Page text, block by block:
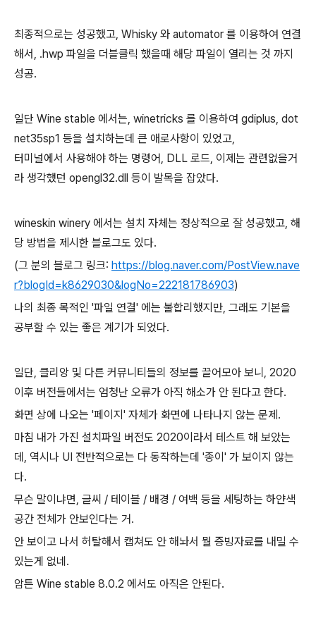
최종적으로는 성공했고, Whisky 와 automator 를 이용하여 연결
해서, .hwp 파일을 더블클릭 했을때 해당 파일이 열리는 것 까지
성공.
일단 Wine stable 에서는, winetricks 를 이용하여 gdiplus, dot
net35sp1 등을 설치하는데 큰 애로사항이 있었고,
터미널에서 사용해야 하는 명령어, DLL 로드, 이제는 관련없을거
라 생각했던 opengl32.dll 등이 발목을 잡았다.
wineskin winery 에서는 설치 자체는 정상적으로 잘 성공했고, 해
당 방법을 제시한 블로그도 있다.
(그 분의 블로그 링크: https://blog.naver.com/PostView.nave
r?blogId=k8629030&logNo=222181786903)
나의 최종 목적인 '파일 연결' 에는 불합리했지만, 그래도 기본을
공부할 수 있는 좋은 계기가 되었다.
일단, 클리앙 및 다른 커뮤니티들의 정보를 끌어모아 보니, 2020
이후 버전들에서는 엄청난 오류가 아직 해소가 안 된다고 한다.
화면 상에 나오는 '페이지' 자체가 화면에 나타나지 않는 문제.
마침 내가 가진 설치파일 버전도 2020이라서 테스트 해 보았는
데, 역시나 UI 전반적으로는 다 동작하는데 '종이' 가 보이지 않는
다.
무슨 말이냐면, 글씨 / 테이블 / 배경 / 여백 등을 세팅하는 하얀색
공간 전체가 안보인다는 거.
안 보이고 나서 허탈해서 캡쳐도 안 해놔서 뭘 증빙자료를 내밀 수
있는게 없네.
암튼 Wine stable 8.0.2 에서도 아직은 안된다.